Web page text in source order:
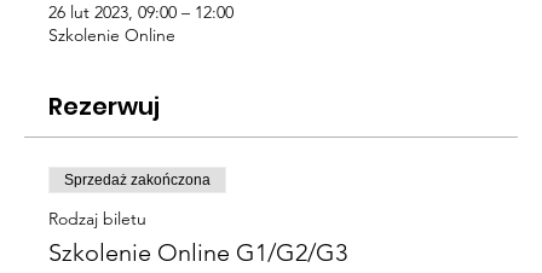
26 lut 2023, 09:00 – 12:00
Szkolenie Online
Rezerwuj
Sprzedaż zakończona
Rodzaj biletu
Szkolenie Online G1/G2/G3